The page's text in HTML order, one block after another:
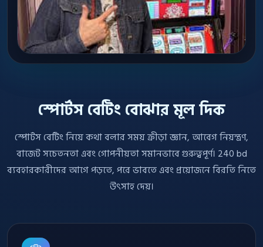
স্পোর্টস বেটিং বোঝার মূল দিক
স্পোর্টস বেটিং নিয়ে কথা বলার সময় ক্রীড়া জ্ঞান, আবেগ নিয়ন্ত্রণ,
বাজেট সচেতনতা এবং গোপনীয়তা সমানভাবে গুরুত্বপূর্ণ। 240 bd
ব্যবহারকারীদের আগে পড়তে, পরে ভাবতে এবং প্রয়োজনে বিরতি নিতে
উৎসাহ দেয়।